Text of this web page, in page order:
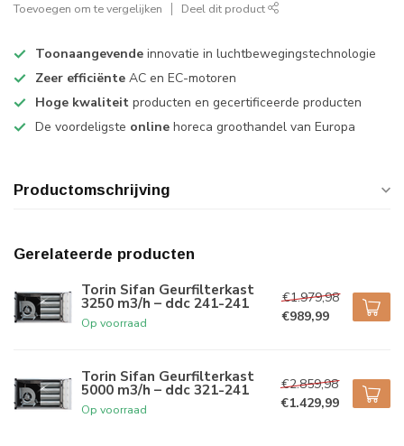
Toevoegen om te vergelijken Deel dit product
Toonaangevende innovatie in luchtbewegingstechnologie
Zeer efficiënte AC en EC-motoren
Hoge kwaliteit producten en gecertificeerde producten
De voordeligste online horeca groothandel van Europa
Productomschrijving
Gerelateerde producten
Torin Sifan Geurfilterkast
3250 m3/h – ddc 241-241
Op voorraad
€1.979,98
€989,99
Torin Sifan Geurfilterkast
5000 m3/h – ddc 321-241
Op voorraad
€2.859,98
€1.429,99